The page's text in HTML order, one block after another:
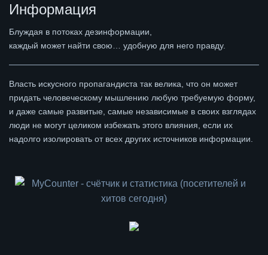
Информация
Блуждая в потоках дезинформации,
каждый может найти свою… удобную для него правду.
Власть искусного пропагандиста так велика, что он может
придать человеческому мышлению любую требуемую форму,
и даже самые развитые, самые независимые в своих взглядах
люди не могут целиком избежать этого влияния, если их
надолго изолировать от всех других источников информации.